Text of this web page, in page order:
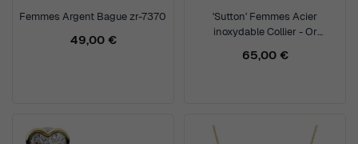
Femmes Argent Bague zr-7370
49,00 €
'Sutton' Femmes Acier
inoxydable Collier - Or
65,00 €